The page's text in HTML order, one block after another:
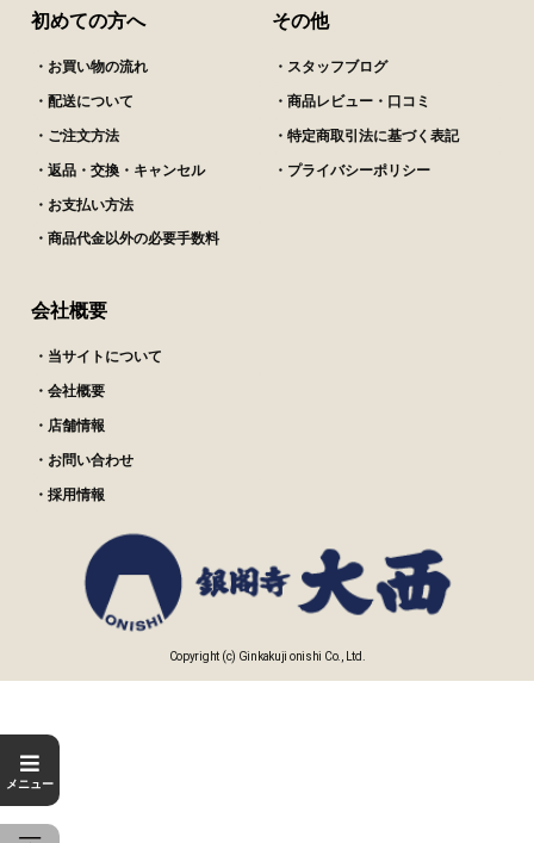
メニュー
初めての方へ
・お買い物の流れ
・配送について
・ご注文方法
・返品・交換・キャンセル
・お支払い方法
・商品代金以外の必要手数料
その他
・スタッフブログ
・商品レビュー・口コミ
・特定商取引法に基づく表記
・プライバシーポリシー
会社概要
・当サイトについて
・会社概要
・店舗情報
・お問い合わせ
・採用情報
Copyright (c) Ginkakuji onishi Co., Ltd.